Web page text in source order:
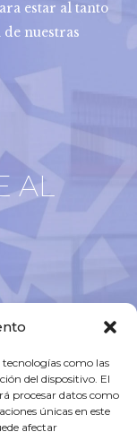
como las
del dispositivo. El
procesar datos como
únicas en este
afectar
estar al tanto
nuestras
AL